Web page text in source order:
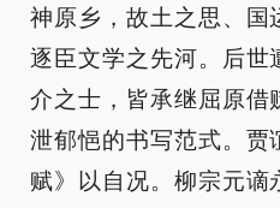
神原乡，故土之思、国
逐臣文学之先河。后世
介之士，皆承继屈原借
泄郁悒的书写范式。贾
赋》以自况。柳宗元谪